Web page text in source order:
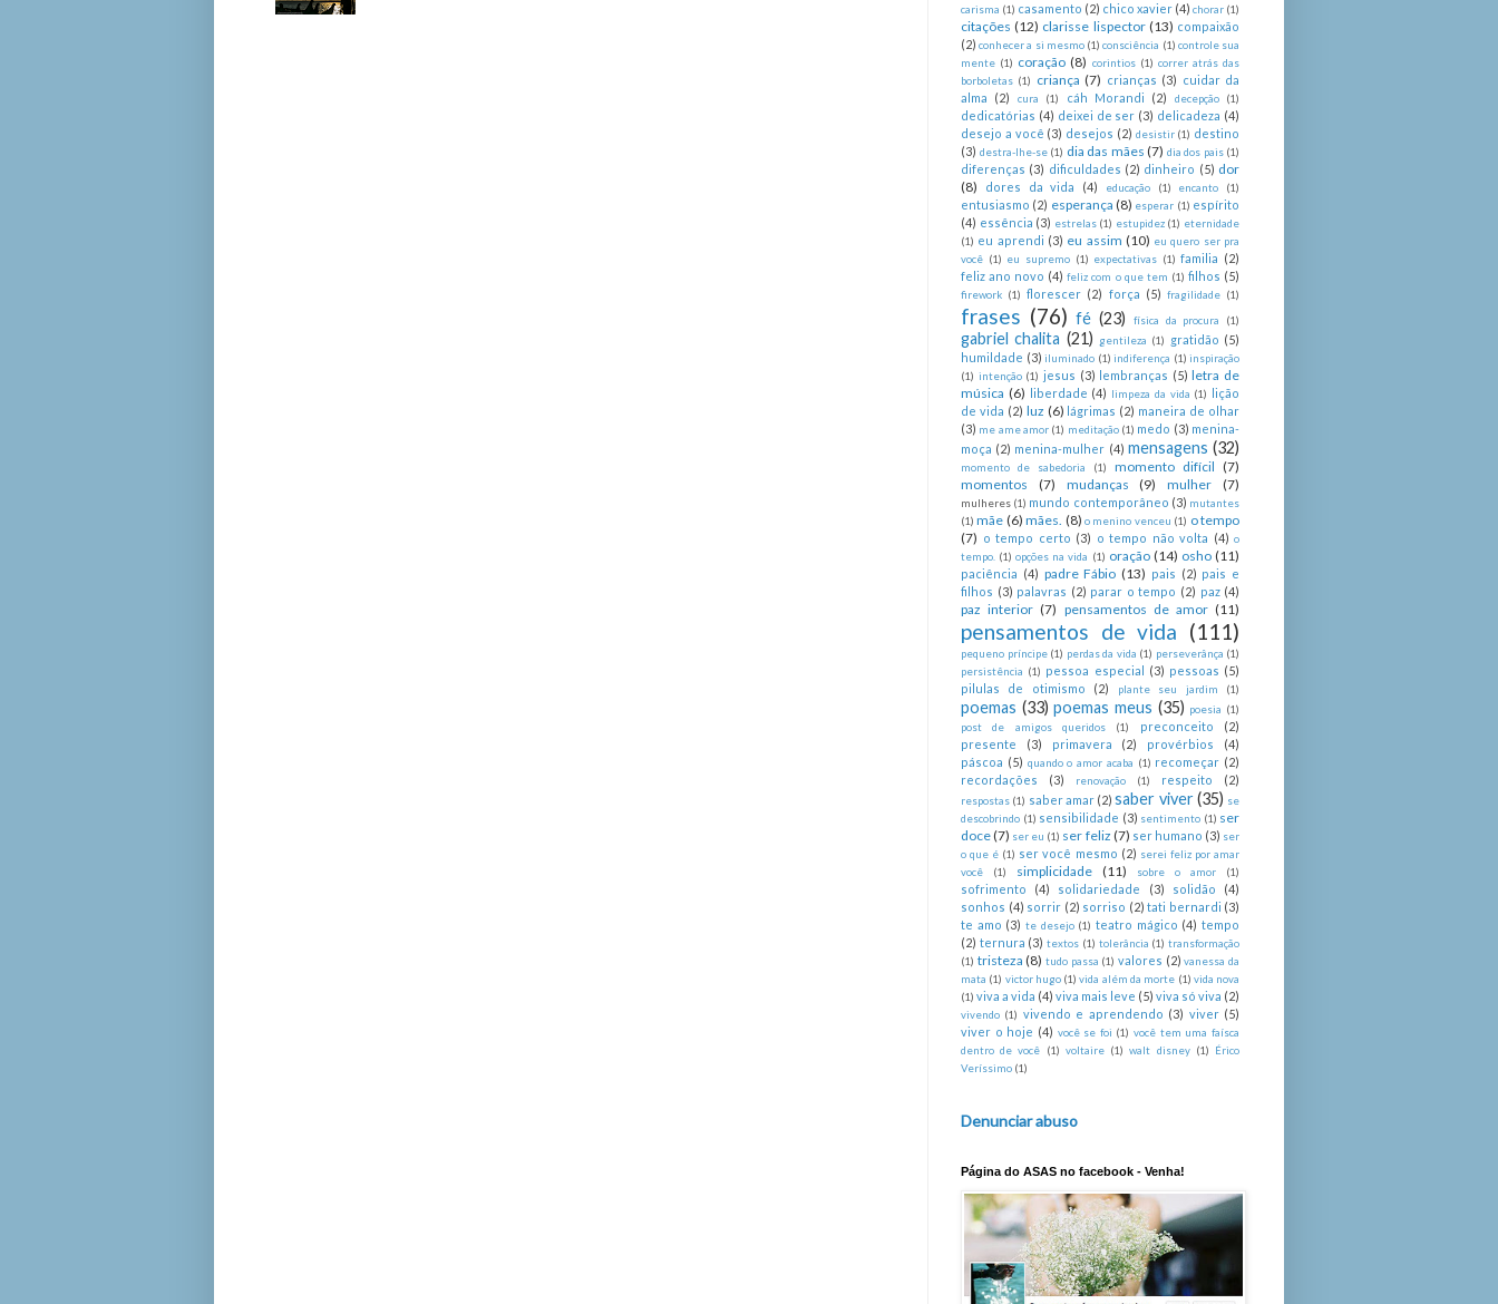
carisma (1) casamento (2) chico xavier (4) chorar (1)
citações (12) clarisse lispector (13) compaixão
(2) conhecer a si mesmo (1) consciência (1) controle sua
mente (1) coração (8) corintios (1) correr atrás das
borboletas (1) criança (7) crianças (3) cuidar da
alma
(2) cura (1) cáh Morandi (2) decepção (1)
dedicatórias (4) deixei de ser (3) delicadeza (4)
desejo a você (3) desejos (2) desistir (1) destino
(3) destra-lhe-se (1) dia das mães (7) dia dos pais (1)
diferenças (3) dificuldades (2) dinheiro (5) dor
(8)
dores da vida (4) educação (1) encanto (1)
entusiasmo (2) esperança (8) esperar (1) espírito
(4) essência (3) estrelas (1) estupidez (1) eternidade
(1) eu aprendi (3) eu assim (10) eu quero ser pra
você (1) eu supremo (1) expectativas (1) familia (2)
feliz ano novo (4) feliz com o que tem (1) filhos (5)
firework (1) florescer (2) força (5) fragilidade (1)
frases (76) fé (23) física da procura (1)
gabriel chalita (21) gentileza (1) gratidão (5)
humildade (3) iluminado (1) indiferença (1) inspiração
(1) intenção (1) jesus (3) lembranças (5) letra de
música (6) liberdade (4) limpeza da vida (1)
lição
de vida (2) luz (6) lágrimas (2) maneira de olhar
(3) me ame amor (1) meditação (1) medo (3) menina-
moça (2) menina-mulher (4) mensagens (32)
momento de sabedoria (1) momento difícil (7)
momentos
(7) mudanças (9) mulher (7)
mulheres (1) mundo contemporâneo (3) mutantes
(1) mãe (6) mães. (8) o menino venceu (1) o tempo
(7) o tempo certo (3) o tempo não volta (4) o
tempo. (1) opções na vida (1) oração (14) osho (11)
paciência (4) padre Fábio (13) pais (2) pais e
filhos (3) palavras (2) parar o tempo (2) paz (4)
paz interior (7) pensamentos de amor (11)
pensamentos de vida (111)
pequeno príncipe (1) perdas da vida (1) perseverânça (1)
persistência (1) pessoa especial (3) pessoas (5)
pilulas de otimismo
(2) plante seu jardim (1)
poemas (33) poemas meus (35) poesia (1)
post de amigos queridos
(1) preconceito
(2)
presente
(3) primavera (2) provérbios
(4)
páscoa (5) quando o amor acaba (1) recomeçar (2)
recordações
(3) renovação (1) respeito (2)
respostas (1) saber amar (2) saber viver (35) se
descobrindo (1) sensibilidade (3) sentimento (1) ser
doce(7) ser eu (1) ser feliz (7) ser humano (3) ser
o que é (1) ser você mesmo (2) serei feliz por amar
você
(1) simplicidade (11) sobre o amor (1)
sofrimento (4) solidariedade (3) solidão
(4)
sonhos (4) sorrir (2) sorriso (2) tati bernardi (3)
te amo (3) te desejo (1) teatro mágico (4) tempo
(2) ternura (3) textos (1) tolerância (1) transformação
(1) tristeza (8) tudo passa (1) valores (2) vanessa da
mata (1) victor hugo (1) vida além da morte (1) vida nova
(1) viva a vida (4) viva mais leve (5) viva só viva (2)
vivendo (1) vivendo e aprendendo (3) viver (5)
viver o hoje (4) você se foi (1) você tem uma faísca
dentro de você
(1) voltaire (1) walt disney (1)
Érico
Veríssimo (1)
Denunciar abuso
Página do ASAS no facebook - Venha!